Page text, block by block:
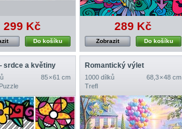
299 Kč
Do košíku
289 Kč
Do košíku
Zobrazit
srdce a květiny
85 × 61 cm
Romantický výlet
1000 dílků
68,3 × 48 cm
Trefl